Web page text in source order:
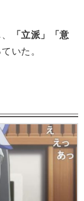
「立派」「意
いた。